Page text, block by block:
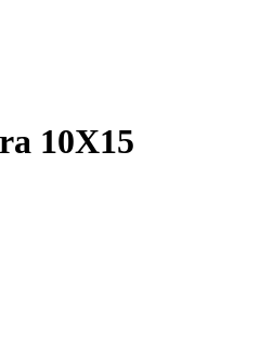
10X15